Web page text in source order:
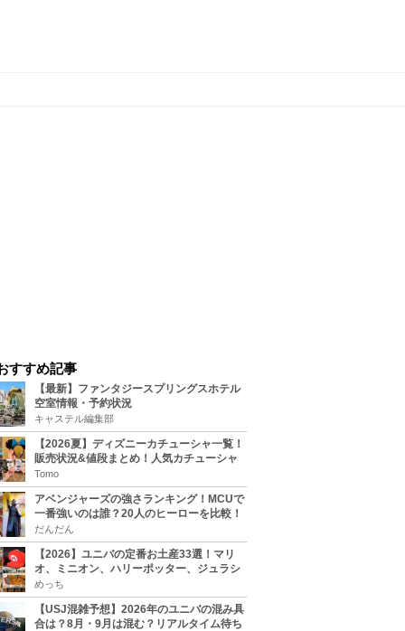
すすめ記事
【最新】ファンタジースプリングスホテル
空室情報・予約状況
キャステル編集部
【2026夏】ディズニーカチューシャ一覧！
販売状況&値段まとめ！人気カチューシャ
をチェック
Tomo
アベンジャーズの強さランキング！MCUで
一番強いのは誰？20人のヒーローを比較！
だんだん
【2026】ユニバの定番お土産33選！マリ
オ、ミニオン、ハリーポッター、ジュラシ
ックパーク、セサミ、SINGなどのグッズ情
報
めっち
【USJ混雑予想】2026年のユニバの混み具
合は？8月・9月は混む？リアルタイム待ち